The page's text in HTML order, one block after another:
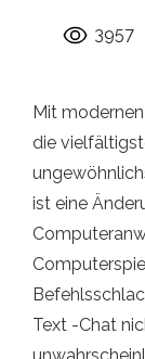
3957
Mit
die
ist eine
Text -Chat